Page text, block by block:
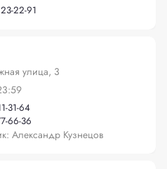
22-91
улица, 3
31-64
66-36
Александр Кузнецов